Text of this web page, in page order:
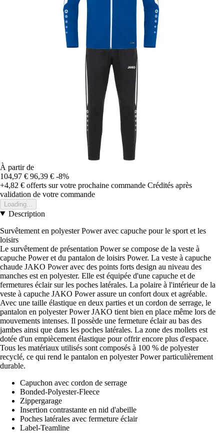
À partir de
104,97 € 96,39 € -8%
+4,82 € offerts sur votre prochaine commande Crédités après
validation de votre commande
Loading...
Description
Survêtement en polyester Power avec capuche pour le sport et les
loisirs
Le survêtement de présentation Power se compose de la veste à
capuche Power et du pantalon de loisirs Power. La veste à capuche
chaude JAKO Power avec des points forts design au niveau des
manches est en polyester. Elle est équipée d'une capuche et de
fermetures éclair sur les poches latérales. La polaire à l'intérieur de la
veste à capuche JAKO Power assure un confort doux et agréable.
Avec une taille élastique en deux parties et un cordon de serrage, le
pantalon en polyester Power JAKO tient bien en place même lors de
mouvements intenses. Il possède une fermeture éclair au bas des
jambes ainsi que dans les poches latérales. La zone des mollets est
dotée d'un empiècement élastique pour offrir encore plus d'espace.
Tous les matériaux utilisés sont composés à 100 % de polyester
recyclé, ce qui rend le pantalon en polyester Power particulièrement
durable.
Capuchon avec cordon de serrage
Bonded-Polyester-Fleece
Zippergarage
Insertion contrastante en nid d'abeille
Poches latérales avec fermeture éclair
Label-Teamline